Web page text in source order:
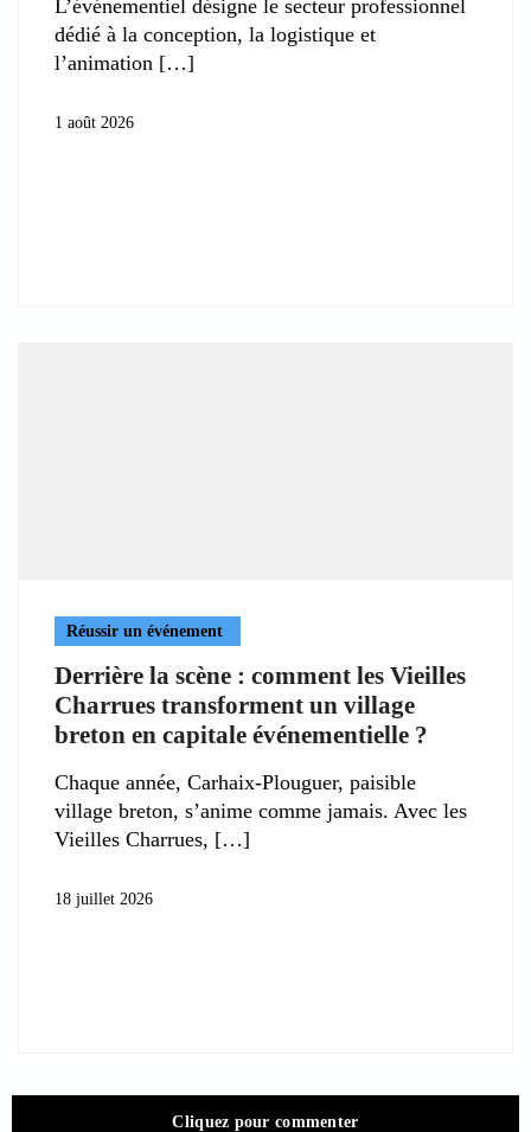
L’événementiel désigne le secteur professionnel
dédié à la conception, la logistique et
l’animation
1 août 2026
Réussir un événement
Derrière la scène : comment les Vieilles
Charrues transforment un village
breton en capitale événementielle ?
Chaque année, Carhaix-Plouguer, paisible
village breton, s’anime comme jamais. Avec les
Vieilles Charrues,
18 juillet 2026
Cliquez pour commenter